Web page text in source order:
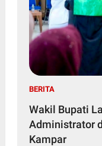
BERITA
Wakil Bupati
Administrator
Kampar